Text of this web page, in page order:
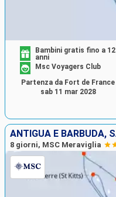
Bambini gratis fino a 12
anni
Msc Voyagers Club
Partenza da Fort de France
sab 11 mar 2028
8 giorni, MSC Meraviglia